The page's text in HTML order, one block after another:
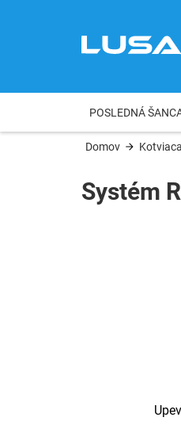
POSLEDNÁ
Domov
Systém